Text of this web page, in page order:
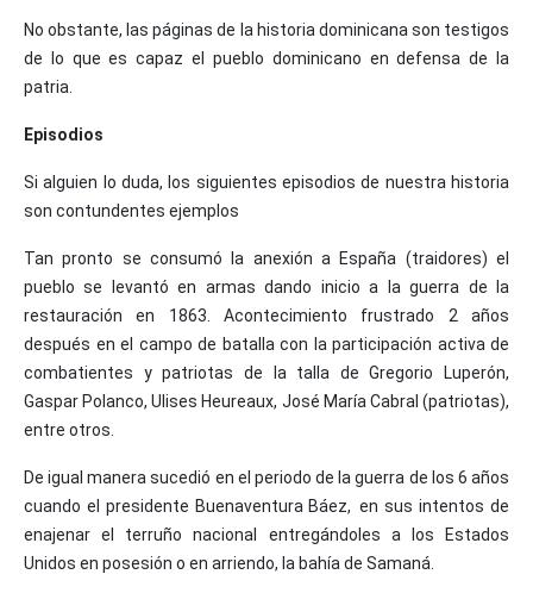
No obstante, las páginas de la historia dominicana son testigos
de lo que es capaz el pueblo dominicano en defensa de la
patria.
Episodios
Si alguien lo duda, los siguientes episodios de nuestra historia
son contundentes ejemplos
Tan pronto se consumó la anexión a España (traidores) el
pueblo se levantó en armas dando inicio a la guerra de la
restauración en 1863. Acontecimiento frustrado 2 años
después en el campo de batalla con la participación activa de
combatientes y patriotas de la talla de Gregorio Luperón,
Gaspar Polanco, Ulises Heureaux, José María Cabral (patriotas),
entre otros.
De igual manera sucedió en el periodo de la guerra de los 6 años
cuando el presidente Buenaventura Báez, en sus intentos de
enajenar el terruño nacional entregándoles a los Estados
Unidos en posesión o en arriendo, la bahía de Samaná.